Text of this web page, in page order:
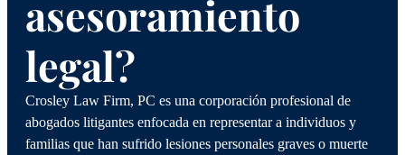
asesoramiento
legal?
Crosley Law Firm, PC es una corporación profesional de
abogados litigantes enfocada en representar a individuos y
familias que han sufrido lesiones personales graves o muerte